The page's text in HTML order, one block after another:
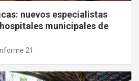
nuevos especialistas
municipales de
21